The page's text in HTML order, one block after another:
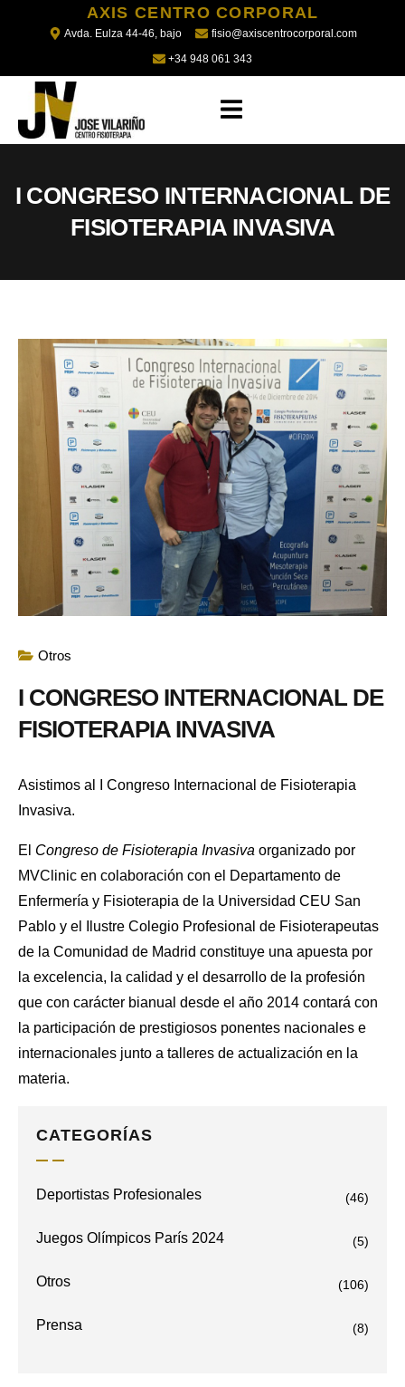
AXIS CENTRO CORPORAL
Avda. Eulza 44-46, bajo
fisio@axiscentrocorporal.com
+34 948 061 343
I CONGRESO INTERNACIONAL DE
FISIOTERAPIA INVASIVA
Otros
I CONGRESO INTERNACIONAL DE
FISIOTERAPIA INVASIVA
Asistimos al I Congreso Internacional de Fisioterapia
Invasiva.
El Congreso de Fisioterapia Invasiva organizado por
MVClinic en colaboración con el Departamento de
Enfermería y Fisioterapia de la Universidad CEU San
Pablo y el Ilustre Colegio Profesional de Fisioterapeutas
de la Comunidad de Madrid constituye una apuesta por
la excelencia, la calidad y el desarrollo de la profesión
que con carácter bianual desde el año 2014 contará con
la participación de prestigiosos ponentes nacionales e
internacionales junto a talleres de actualización en la
materia.
CATEGORÍAS
Deportistas Profesionales (46)
Juegos Olímpicos París 2024 (5)
Otros (106)
Prensa (8)